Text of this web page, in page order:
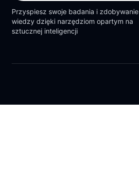
Przyspiesz swoje badania i zdobywanie
wiedzy dzięki narzędziom opartym na
sztucznej inteligencji